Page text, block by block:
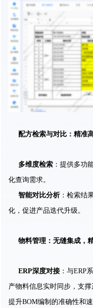
配方检索与对比：精准
多维度检索 ：提供多功
化查询需求。
智能对比分析：检索结
化，促进产品迭代升级。
物料管理：无缝集成，
ERP深度对接 ：与ERP
产物料信息实时同步，支
提升BOM编制的准确性和速